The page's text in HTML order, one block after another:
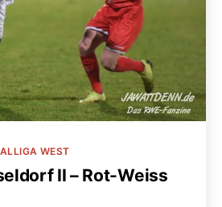
WEST
II – Rot-Weiss